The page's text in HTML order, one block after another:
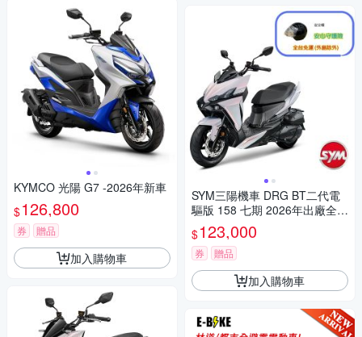
KYMCO 光陽 G7 -2026年新車
$126,800
券 贈品
加入購物車
SYM三陽機車 DRG BT二代電
驅版 158 七期 2026年出廠全新
機車
$123,000
券 贈品
加入購物車